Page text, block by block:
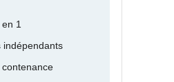
en 1
indépendants